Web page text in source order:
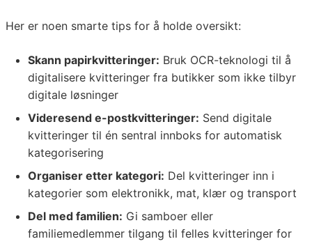
Her er noen smarte tips for å holde oversikt:
Skann papirkvitteringer: Bruk OCR-teknologi til å
digitalisere kvitteringer fra butikker som ikke tilbyr
digitale løsninger
Videresend e-postkvitteringer: Send digitale
kvitteringer til én sentral innboks for automatisk
kategorisering
Organiser etter kategori: Del kvitteringer inn i
kategorier som elektronikk, mat, klær og transport
Del med familien: Gi samboer eller
familiemedlemmer tilgang til felles kvitteringer for